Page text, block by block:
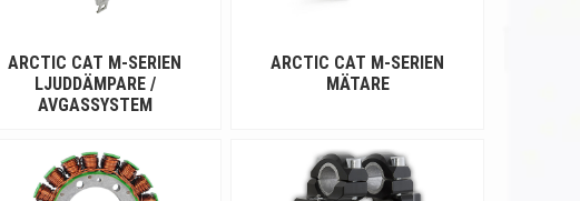
ARCTIC CAT M-SERIEN
LJUDDÄMPARE /
AVGASSYSTEM
ARCTIC CAT M-SERIEN
MÄTARE